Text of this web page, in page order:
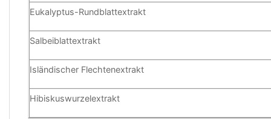
Eukalyptus-Rundblattextrakt
Salbeiblattextrakt
Isländischer Flechtenextrakt
Hibiskuswurzelextrakt